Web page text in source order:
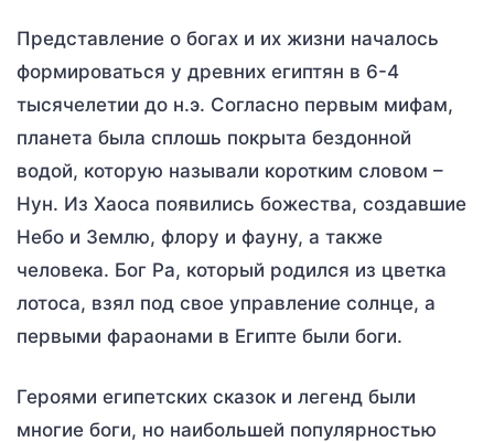
Представление о богах и их жизни началось
формироваться у древних египтян в 6-4
тысячелетии до н.э. Согласно первым мифам,
планета была сплошь покрыта бездонной
водой, которую называли коротким словом –
Нун. Из Хаоса появились божества, создавшие
Небо и Землю, флору и фауну, а также
человека. Бог Ра, который родился из цветка
лотоса, взял под свое управление солнце, а
первыми фараонами в Египте были боги.
Героями египетских сказок и легенд были
многие боги, но наибольшей популярностью